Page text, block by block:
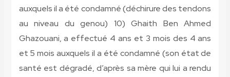
auxquels il a été condamné (déchirure des tendons
au niveau du genou) 10) Ghaith Ben Ahmed
Ghazouani, a effectué 4 ans et 3 mois des 4 ans
et 5 mois auxquels il a été condamné (son état de
santé est dégradé, d’après sa mère qui lui a rendu